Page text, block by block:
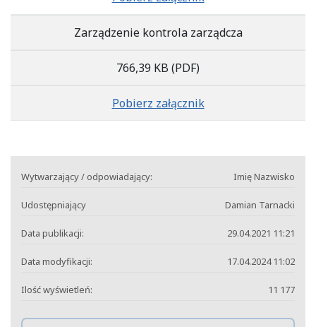
Zarządzenie kontrola zarządcza
766,39 KB (PDF)
Pobierz załącznik
Wytwarzający / odpowiadający: Imię Nazwisko
Udostępniający Damian Tarnacki
Data publikacji: 29.04.2021 11:21
Data modyfikacji: 17.04.2024 11:02
Ilość wyświetleń: 11 177